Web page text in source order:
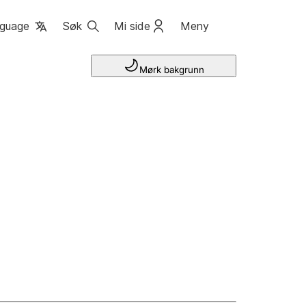
Søk Mi side Meny
Mørk bakgrunn